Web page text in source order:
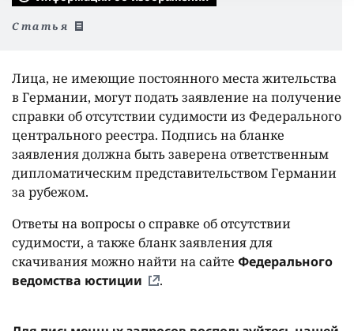
Статья
Лица, не имеющие постоянного места жительства
в Германии, могут подать заявление на получение
справки об отсутствии судимости из Федерального
центрального реестра. Подпись на бланке
заявления должна быть заверена ответственным
дипломатическим представительством Германии
за рубежом.
Ответы на вопросы о справке об отсутствии
судимости, а также бланк заявления для
скачивания можно найти на сайте Федерального
ведомства юстиции
.